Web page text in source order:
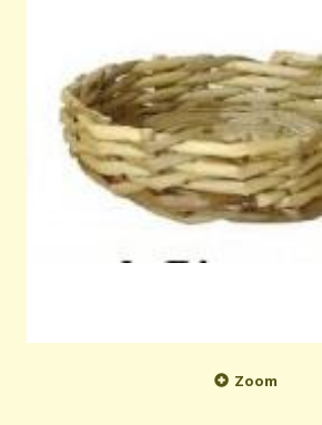
Zoom